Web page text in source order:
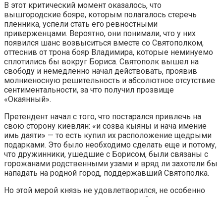
В этот критический момент оказалось, что
вышгородские бояре, которым полагалось стеречь
пленника, успели стать его ревностными
приверженцами. Вероятно, они понимали, что у них
появился шанс возвыситься вместе со Святополком,
оттеснив от трона бояр Владимира, которые неминуемо
сплотились бы вокруг Бориса. Святополк вышел на
свободу и немедленно начал действовать, проявив
молниеносную решительность и абсолютное отсутствие
сентиментальности, за что получил прозвище
«Окаянный».
Претендент начал с того, что постарался привлечь на
свою сторону киевлян: «и созва кыяны и нача имение
имь даяти» — то есть купил их расположение щедрыми
подарками. Это было необходимо сделать еще и потому,
что дружинники, ушедшие с Борисом, были связаны с
горожанами родственными узами и вряд ли захотели бы
нападать на родной город, поддержавший Святополка.
Но этой мерой князь не удовлетворился, не особенно